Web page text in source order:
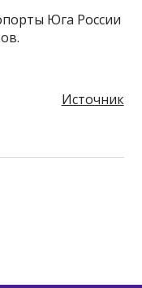
Юга России
Источник